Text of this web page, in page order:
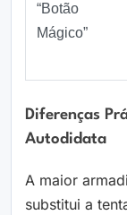
“Botão
Mágico”
Diferenças
Autodidata
A maior
substitui a